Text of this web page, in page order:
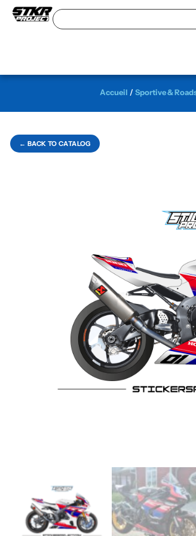
← BACK TO CATALOG
Accueil /Sportive &